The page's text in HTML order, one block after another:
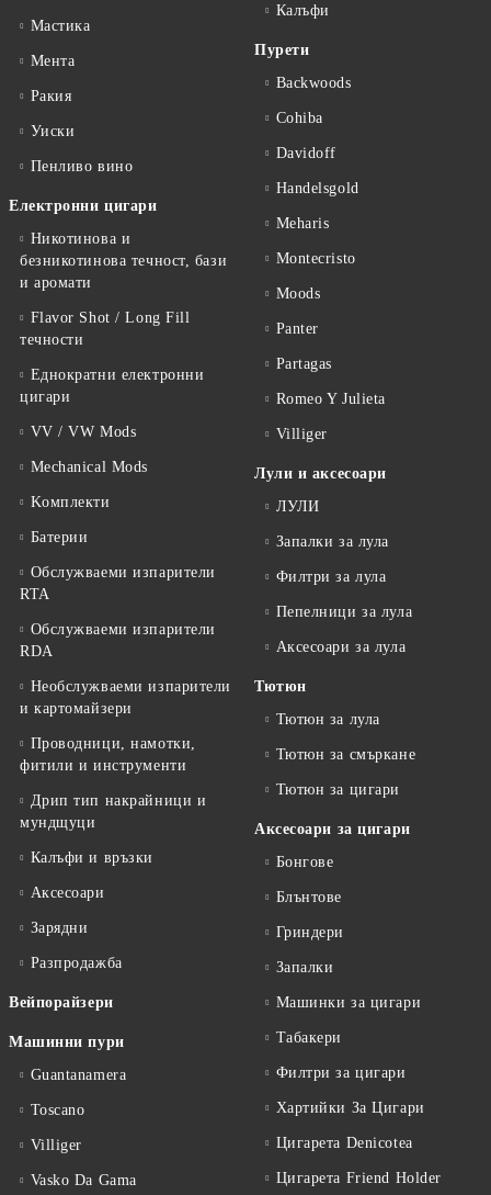
Мастика
Мента
Ракия
Уиски
Пенливо вино
Електронни цигари
Никотинова и
безникотинова течност, бази
и аромати
Flavor Shot / Long Fill
течности
Еднократни електронни
цигари
VV / VW Mods
Mechanical Mods
Kомплекти
Батерии
Обслужваеми изпарители
RTA
Обслужваеми изпарители
RDA
Необслужваеми изпарители
и картомайзери
Проводници, намотки,
фитили и инструменти
Дрип тип накрайници и
мундщуци
Калъфи и връзки
Аксесоари
Зарядни
Разпродажба
Вейпорайзери
Машинни пури
Guantanamera
Toscano
Villiger
Vasko Da Gama
Калъфи
Пурети
Backwoods
Cohiba
Davidoff
Handelsgold
Meharis
Montecristo
Moods
Panter
Partagas
Romeo Y Julieta
Villiger
Лули и аксесоари
ЛУЛИ
Запалки за лула
Филтри за лула
Пепелници за лула
Аксесоари за лула
Тютюн
Тютюн за лула
Тютюн за смъркане
Тютюн за цигари
Аксесоари за цигари
Бонгове
Блънтове
Гриндери
Запалки
Машинки за цигари
Табакери
Филтри за цигари
Хартийки За Цигари
Цигарета Denicotea
Цигарета Friend Holder